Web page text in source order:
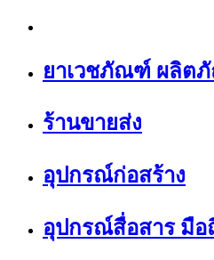
ยาเวชภัณฑ์ ผลิต
ร้านขายส่ง
อุปกรณ์ก่อสร้าง
อุปกรณ์สื่อสาร มือ